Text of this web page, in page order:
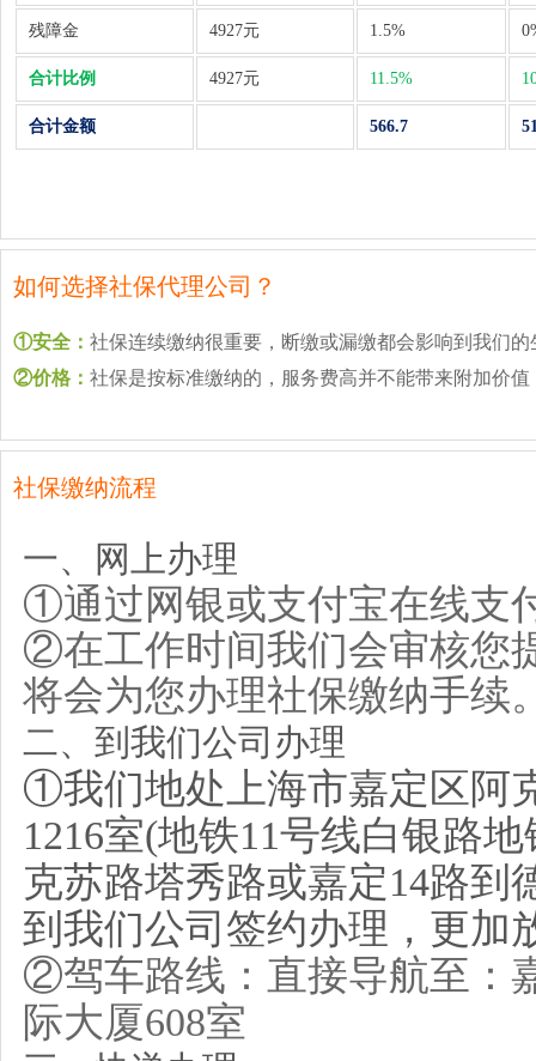
残障金 4927元 1.5%
合计比例 4927元 11.5%
合计金额 566.7
如何选择社保代理公司？
①安全： 社保连续缴纳很重要，断缴或漏缴都会影响到我们
②价格： 社保是按标准缴纳的，服务费高并不能带来附加价
社保缴纳流程
一、网上办理
①通过网银或支付宝在线支
②在工作时间我们会审核您
将会为您办理社保缴纳手续
二、到我们公司办理
①我们地处上海市嘉定区阿
1216室(地铁11号线白银路
克苏路塔秀路或嘉定14路到
到我们公司签约办理，更加
②驾车路线：直接导航至：
际大厦608室